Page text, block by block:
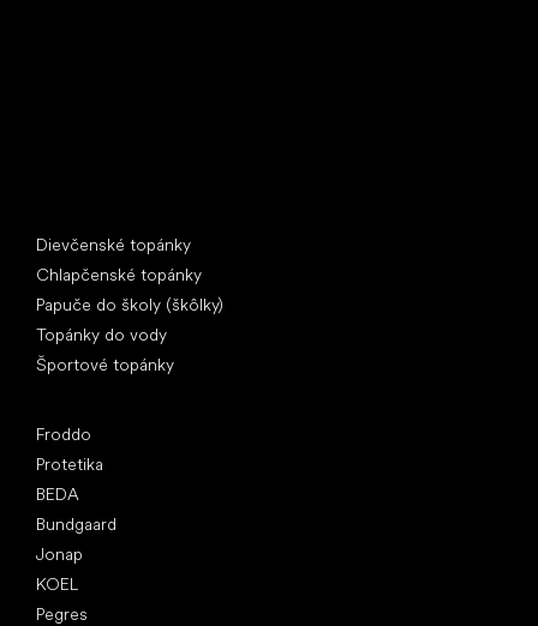
Dievčenské topánky
Chlapčenské topánky
Papuče do školy (škôlky)
Topánky do vody
Športové topánky
Froddo
Protetika
BEDA
Bundgaard
Jonap
KOEL
Pegres